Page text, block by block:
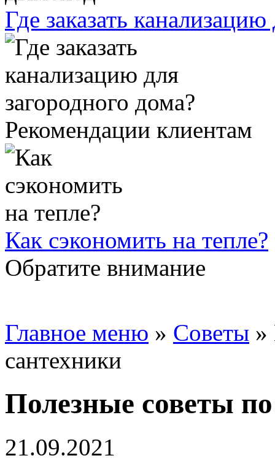
Где заказать
Рекомендации клиентам
Как сэкономить на тепле?
Обратите внимание
Главное меню » Советы »
сантехники
Полезные советы
21.09.2021